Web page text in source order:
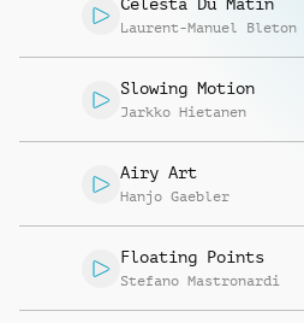
Laurent-Manuel Bleton
Slowing Motion
Jarkko Hietanen
Airy Art
Hanjo Gaebler
Floating Points
Stefano Mastronardi